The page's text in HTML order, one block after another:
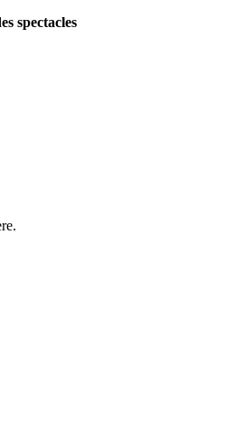
spectacles